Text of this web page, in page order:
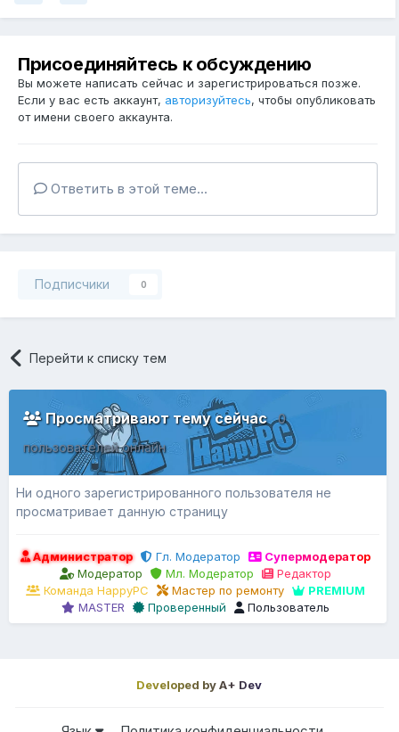
Присоединяйтесь к обсуждению
Вы можете написать сейчас и зарегистрироваться позже.
Если у вас есть аккаунт, авторизуйтесь, чтобы опубликовать
от имени своего аккаунта.
Ответить в этой теме...
Подписчики 0
Перейти к списку тем
Просматривают тему сейчас0
пользователей онлайн
Ни одного зарегистрированного пользователя не
просматривает данную страницу
Администратор Гл. Модератор
Супермодератор
Модератор
Мл. Модератор
Редактор
Команда HappyPC
Мастер по ремонту
PREMIUM
MASTER
Проверенный Пользователь
Developed by A+ Dev